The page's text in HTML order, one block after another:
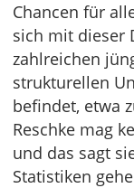
Chancen für
sich mit dieser
zahlreichen
strukturellen
befindet, etwa
Reschke mag
und das sagt
Statistiken